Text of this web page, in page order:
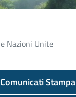
Nazioni Unite
Comunicati Stampa